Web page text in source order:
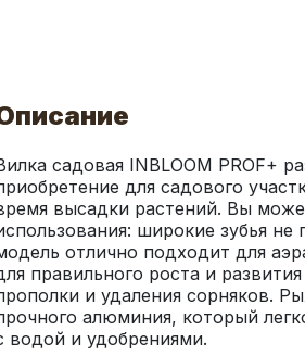
садовая INBLOOM PROF+
для садового
высадки растений. Вы
широкие зубья
отлично подходит для
правильного роста и
и удаления сорняков.
алюминия, который
водой и удобрениями.